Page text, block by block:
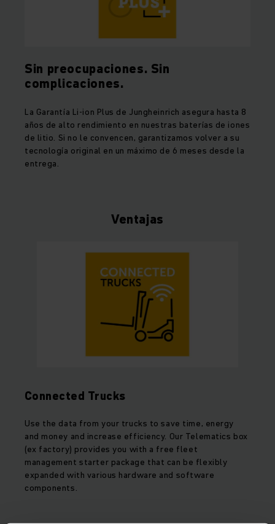
Sin preocupaciones. Sin
complicaciones.
La Garantía Li-ion Plus de Jungheinrich asegura hasta 8
años de alto rendimiento en nuestras baterías de iones
de litio. Si no le convencen, garantizamos volver a su
tecnología original en un máximo de 6 meses desde la
entrega.
Ventajas
Connected Trucks
Use the data from your trucks to save time, energy
and money and increase efficiency. Our Telematics box
(ex factory) provides you with a free fleet
management starter package that can be flexibly
expanded with various hardware and software
components.